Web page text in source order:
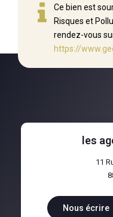
Ce bien est
Risques et
rendez-vous
https://
les
11
Nous écrire